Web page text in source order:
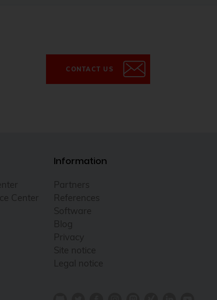
CONTACT US
Center
Information
Partners
References
Software
Blog
Privacy
Site notice
Legal notice